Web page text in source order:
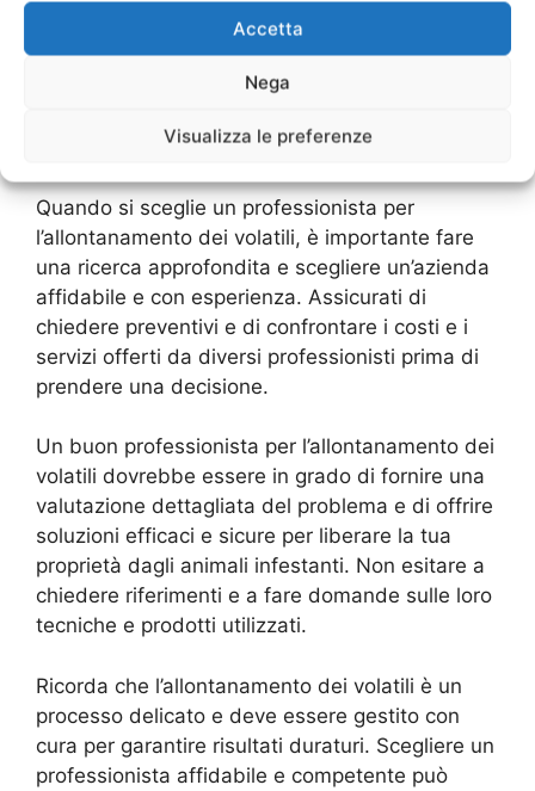
Accetta
Nega
Visualizza le preferenze
proprietà e alla tua salute. In alcuni casi,
potresti essere in grado di gestire
l’allontanamento dei volatili da solo, ma in
professionista.
Quando si sceglie un professionista per
l’allontanamento dei volatili, è importante fare
una ricerca approfondita e scegliere un’azienda
affidabile e con esperienza. Assicurati di
chiedere preventivi e di confrontare i costi e i
servizi offerti da diversi professionisti prima di
prendere una decisione.
Un buon professionista per l’allontanamento dei
volatili dovrebbe essere in grado di fornire una
valutazione dettagliata del problema e di offrire
soluzioni efficaci e sicure per liberare la tua
proprietà dagli animali infestanti. Non esitare a
chiedere riferimenti e a fare domande sulle loro
tecniche e prodotti utilizzati.
Ricorda che l’allontanamento dei volatili è un
processo delicato e deve essere gestito con
cura per garantire risultati duraturi. Scegliere un
professionista affidabile e competente può